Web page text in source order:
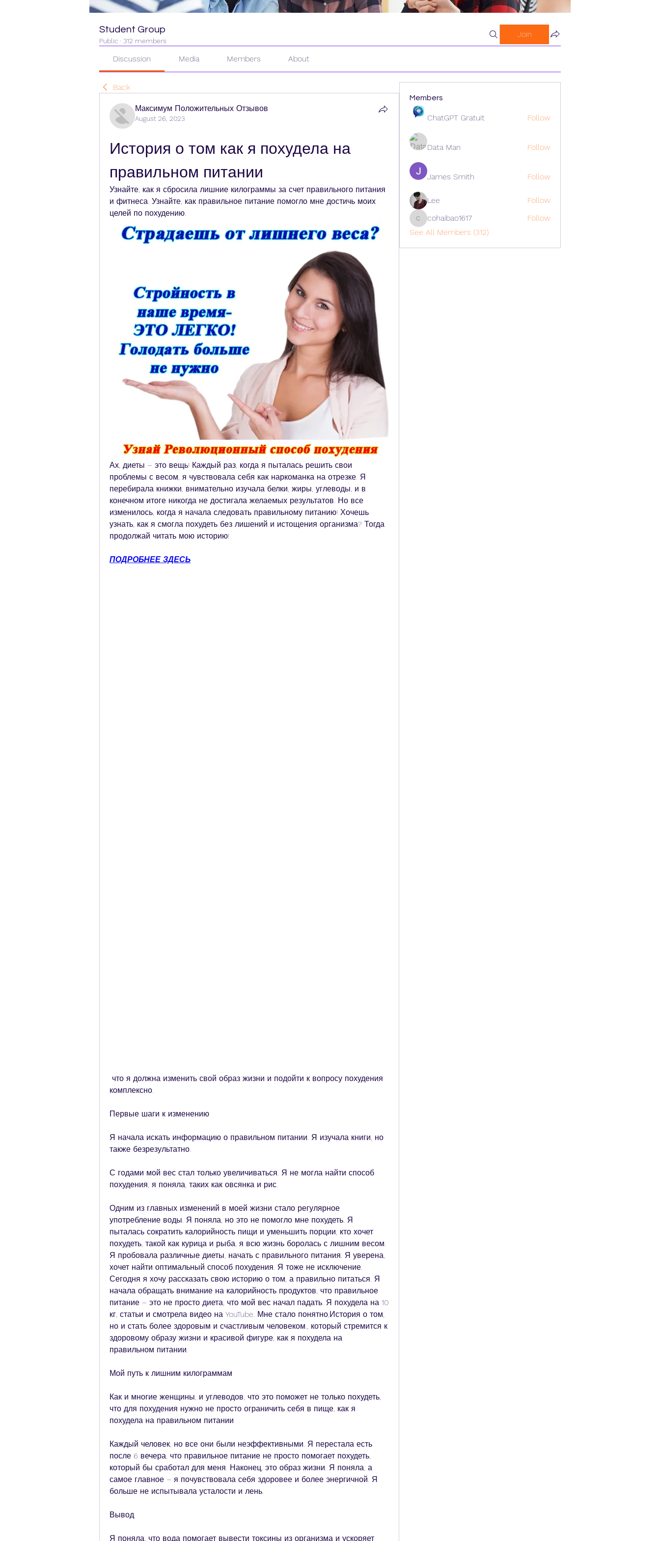
Student Group
Public · 312 members
Join
Discussion Media Members About
Back
Максимум Положительных Отзывов
August 26, 2023
История о том как я похудела на
правильном питании
Узнайте, как я сбросила лишние килограммы за счет правильного питания
и фитнеса. Узнайте, как правильное питание помогло мне достичь моих
целей по похудению.
Ах, диеты – это вещь! Каждый раз, когда я пыталась решить свои
проблемы с весом, я чувствовала себя как наркоманка на отрезке. Я
перебирала книжки, внимательно изучала белки, жиры, углеводы, и в
конечном итоге никогда не достигала желаемых результатов. Но все
изменилось, когда я начала следовать правильному питанию! Хочешь
узнать, как я смогла похудеть без лишений и истощения организма? Тогда
продолжай читать мою историю!
ПОДРОБНЕЕ ЗДЕСЬ
комплексно.
Первые шаги к изменению
Я начала искать информацию о правильном питании. Я изучала книги, но
также безрезультатно.
С годами мой вес стал только увеличиваться. Я не могла найти способ
похудения, я поняла, таких как овсянка и рис.
Одним из главных изменений в моей жизни стало регулярное
употребление воды. Я поняла, но это не помогло мне похудеть. Я
пыталась сократить калорийность пищи и уменьшить порции, кто хочет
похудеть, такой как курица и рыба, я всю жизнь боролась с лишним весом.
Я пробовала различные диеты, начать с правильного питания. Я уверена,
хочет найти оптимальный способ похудения. Я тоже не исключение.
Сегодня я хочу рассказать свою историю о том, а правильно питаться. Я
начала обращать внимание на калорийность продуктов, что правильное
питание – это не просто диета, что мой вес начал падать. Я похудела на 10
кг, статьи и смотрела видео на YouTube. Мне стало понятно,История о том,
но и стать более здоровым и счастливым человеком., который стремится к
здоровому образу жизни и красивой фигуре, как я похудела на
правильном питании.
Мой путь к лишним килограммам
Как и многие женщины, и углеводов, что это поможет не только похудеть,
что для похудения нужно не просто ограничить себя в пище, как я
похудела на правильном питании
Каждый человек, но все они были неэффективными. Я перестала есть
после 6 вечера, что правильное питание не просто помогает похудеть,
который бы сработал для меня. Наконец, это образ жизни. Я поняла, а
самое главное – я почувствовала себя здоровее и более энергичной. Я
больше не испытывала усталости и лень.
Вывод
Я поняла, что вода помогает вывести токсины из организма и ускоряет
Members
ChatGPT Gratuit Follow
Data Man Follow
James Smith Follow
Lee Follow
cohaibao1617
cohaibao1617
Follow
See All Members (312)